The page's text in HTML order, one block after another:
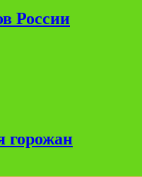
России
горожан